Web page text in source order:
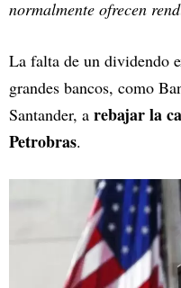
normalmente ofrecen
La falta de un dividendo
grandes bancos, como
Santander, a rebajar la
Petrobras.